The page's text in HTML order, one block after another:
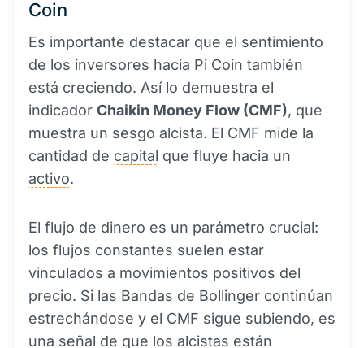
Coin
Es importante destacar que el sentimiento
de los inversores hacia Pi Coin también
está creciendo. Así lo demuestra el
indicador Chaikin Money Flow (CMF), que
muestra un sesgo alcista. El CMF mide la
cantidad de capital que fluye hacia un
activo.
El flujo de dinero es un parámetro crucial:
los flujos constantes suelen estar
vinculados a movimientos positivos del
precio. Si las Bandas de Bollinger continúan
estrechándose y el CMF sigue subiendo, es
una señal de que los alcistas están